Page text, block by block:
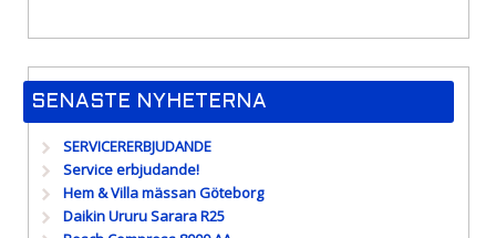
SENASTE NYHETERNA
SERVICERERBJUDANDE
Service erbjudande!
Hem & Villa mässan Göteborg
Daikin Ururu Sarara R25